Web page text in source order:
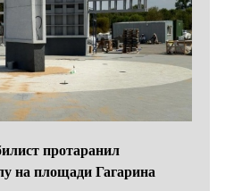
протаранил
на площади Гагарина